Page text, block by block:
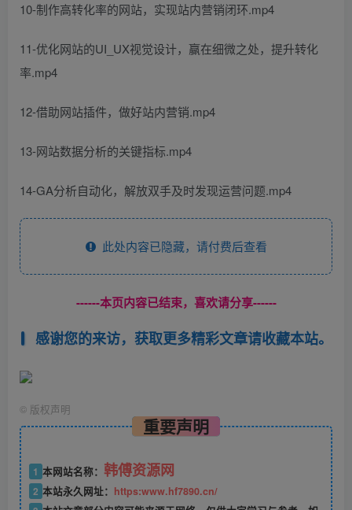
10-制作高转化率的网站，实现站内营销闭环.mp4
11-优化网站的UI_UX视觉设计，赢在细微之处，提升转化
率.mp4
12-借助网站插件，做好站内营销.mp4
13-网站数据分析的关键指标.mp4
14-GA分析自动化，解放双手及时发现运营问题.mp4
此处内容已隐藏，请付费后查看
------本页内容已结束，喜欢请分享------
感谢您的来访，获取更多精彩文章请收藏本站。
© 版权声明
重要声明
1 本网站名称： 韩傅资源网
2 本站永久网址： https:www.hf7890.cn/